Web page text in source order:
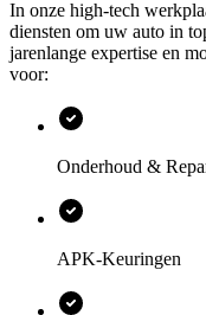
In onze high-tech
diensten om uw auto in
jarenlange expertise en
voor:
Onderhoud &
APK-Keuringen